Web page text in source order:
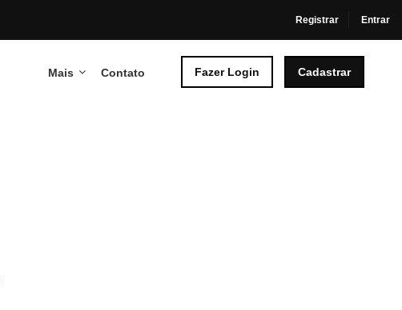
Registrar Entrar
Mais Contato Fazer Login Cadastrar